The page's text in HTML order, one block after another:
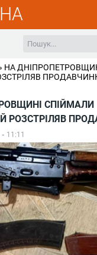
НА
СПІЙМАЛИ
РОЗСТРІЛЯВ
- 11:11